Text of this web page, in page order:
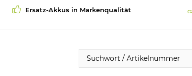
Ersatz-Akkus in Markenqualität